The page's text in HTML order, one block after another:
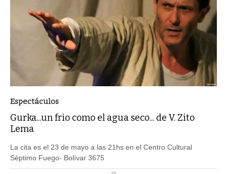
Espectáculos
Gurka...un frio como el agua seco... de V. Zito
Lema
La cita es el 23 de mayo a las 21hs en el Centro Cultural
Séptimo Fuego- Bolívar 3675